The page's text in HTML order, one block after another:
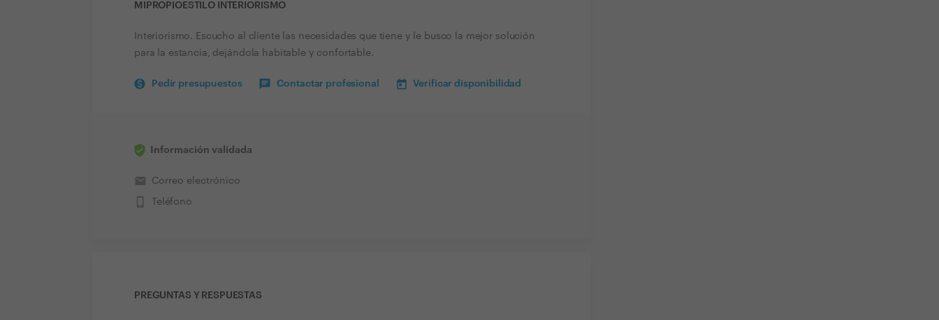
MIPROPIOESTILO INTERIORISMO
Interiorismo. Escucho al cliente las necesidades que tiene y le busco la mejor solución
para la estancia, dejándola habitable y confortable.
Pedir presupuestos Contactar profesional Verificar disponibilidad
Información validada
email Correo electrónico
phone_iphone Teléfono
PREGUNTAS Y RESPUESTAS